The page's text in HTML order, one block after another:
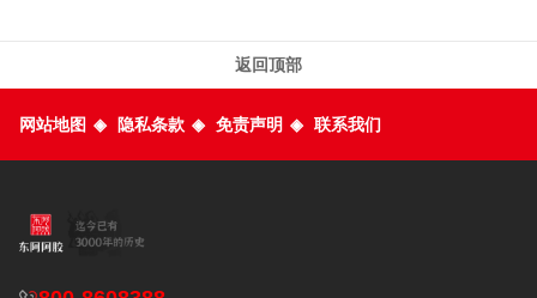
返回顶部
网站地图 ◈ 隐私条款 ◈ 免责声明 ◈ 联系我们